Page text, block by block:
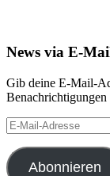
News via E-
Gib deine E-Mail-
E-
Mail-
Adresse
Abonnieren